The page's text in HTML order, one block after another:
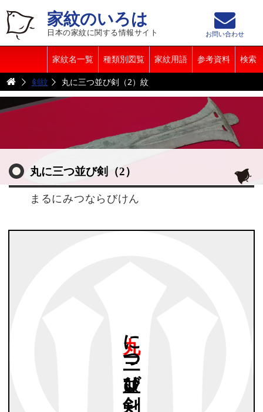
家紋のいろは
日本の家紋に関する情報サイト
家紋名一覧 種類別図覧 家紋用語 参考資料 検索
お問い合わせ
剣紋 丸に三つ並び剣（2）紋
丸に三つ並び剣（2）
まるにみつならびけん
）